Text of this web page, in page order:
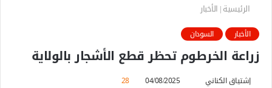
الرئيسية| الأخبار
الأخبار السودان
زراعة الخرطوم تحظر قطع الأشجار بالولاية
إشتياق الكناني 04/08/2025
28